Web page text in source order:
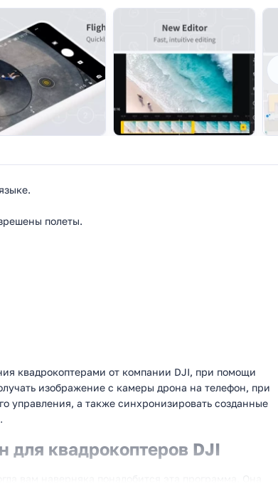
полеты.
квадрокоптерами от компании DJI, при помощи
изображение с камеры дрона на телефон, при
управления, а также синхронизировать созданные
для квадрокоптеров DJI
по использованию вашего нового летательного